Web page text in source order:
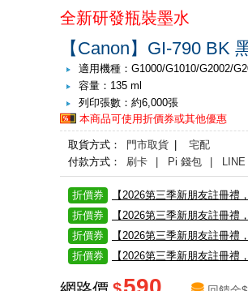
全新研發瓶裝墨水
【Canon】GI-790 BK
適用機種：G1000/G1010/G2002/
容量：135 ml
列印張數：約6,000張
本商品可使用折價券或其他優惠
取貨方式： 門市取貨
宅配
付款方式：
刷卡 | Pi 錢包 | LINE
折價券
【2026第三季新朋友註冊禮
折價券
【2026第三季新朋友註冊禮
折價券
【2026第三季新朋友註冊禮
折價券
【2026第三季新朋友註冊禮